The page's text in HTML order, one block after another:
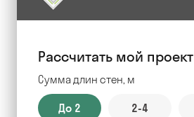
Рассчитать мой проект
Сумма длин стен, м
До 2 2-4